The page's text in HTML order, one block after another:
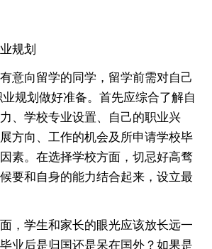
规划
向留学的同学，留学前需对自己
规划做好准备。首先应综合了解自
、学校专业设置、自己的职业兴
方向、工作的机会及所申请学校毕
素。在选择学校方面，切忌好高骛
要和自身的能力结合起来，设立最
学生和家长的眼光应该放长远一
业后是归国还是呆在国外？如果是